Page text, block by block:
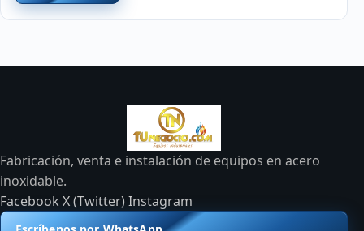
Fabricación, venta e instalación de equipos en acero
inoxidable.
FacebookX (Twitter)Instagram